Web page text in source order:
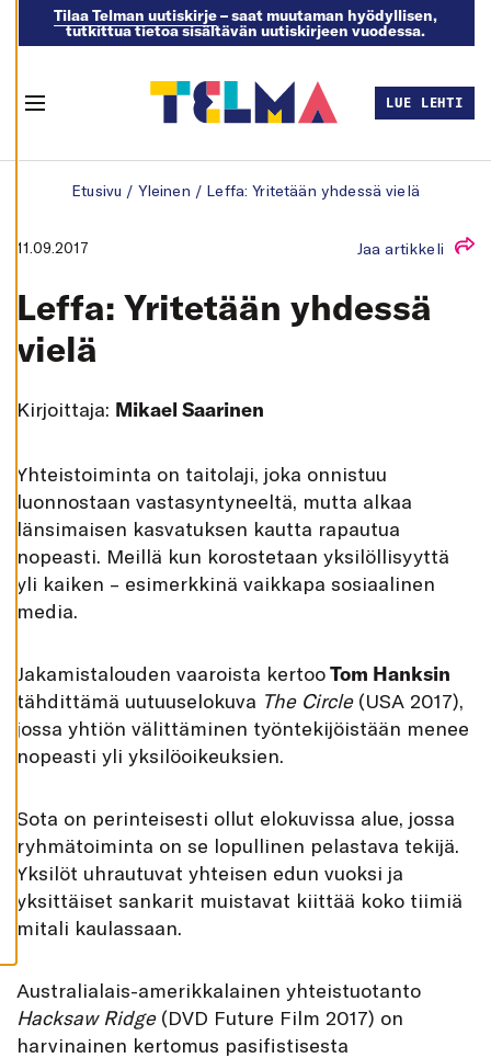
E
E
A
T
S
L
I
K
I
H
Y
K
A
I
K
E
V
Ä
S
T
E
Tilaa Telman uutiskirje– saat muutaman hyödyllisen,
tutkittua tietoa sisältävän uutiskirjeen vuodessa.
LUE LEHTI
Etusivu / Yleinen / Leffa: Yritetään yhdessä vielä
11.09.2017 Jaa artikkeli
Leffa: Yritetään yhdessä
vielä
Kirjoittaja: Mikael Saarinen
Yhteistoiminta on taitolaji, joka onnistuu
luonnostaan vastasyntyneeltä, mutta alkaa
länsimaisen kasvatuksen kautta rapautua
nopeasti. Meillä kun korostetaan yksilöllisyyttä
yli kaiken – esimerkkinä vaikkapa sosiaalinen
media.
Jakamistalouden vaaroista kertooTom Hanksin
tähdittämä uutuuselokuva The Circle(USA 2017),
jossa yhtiön välittäminen työntekijöistään menee
nopeasti yli yksilö­oikeuksien.
Sota on perinteisesti ollut elokuvissa alue, jossa
ryhmätoiminta on se lopullinen pelastava tekijä.
Yksilöt uhrautuvat yhteisen edun vuoksi ja
yksittäiset sankarit muistavat kiittää koko tiimiä
mitali kaulassaan.
Australialais-amerikkalainen yhteistuotanto
Hacksaw Ridge(DVD Future Film 2017) on
harvinainen kertomus pasifistisesta